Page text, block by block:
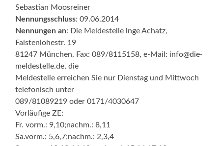
Sebastian Moosreiner
Nennungsschluss: 09.06.2014
Nennungen an: Die Meldestelle lnge Achatz,
Faistenlohestr. 19
81247 München, Fax: 089/8115158, e-Mail: info@die-
meldestelle.de, die
Meldestelle erreichen Sie nur Dienstag und Mittwoch
telefonisch unter
089/81089219 oder 0171/4030647
Vorläufige ZE:
Fr. vorm.: 9,10;nachm.: 8,11
Sa.vorm.: 5,6,7;nachm.: 2,3,4